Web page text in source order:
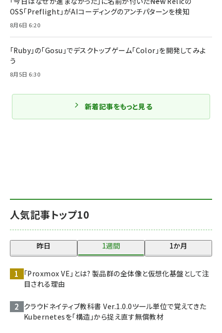
人気記事トップ10
昨日 1週間 1か月
「Proxmox VE」とは? 製品群の全体像と仮想化基盤として注
目される理由
クラウドネイティブ教科書 Ver.1.0.0――ツール単位で覚えてきた
Kubernetesを「構造」から捉え直す無償教材
OSS「Preflight」がAIコーディングのアンチパターンを検知
8月6日 6:20
「Ruby」の「Gosu」でデスクトップゲーム「Color」を開発してみよ
う
8月5日 6:30
新着記事をもっと見る